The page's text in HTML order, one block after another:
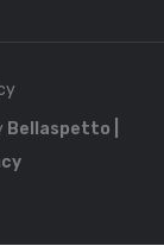
Bellaspetto |